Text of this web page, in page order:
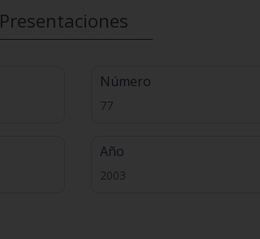
Presentaciones
Número
77
Año
2003